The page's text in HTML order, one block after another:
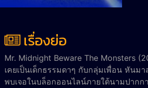
เรื่องย่อ
Mr. Midnight Beware The Monsters
เคยเป็นเด็กธรรมดาๆ กับกลุ่มเพื่อน หัน
พบเจอในบล็อกออนไลน์ภายใต้นามปากก